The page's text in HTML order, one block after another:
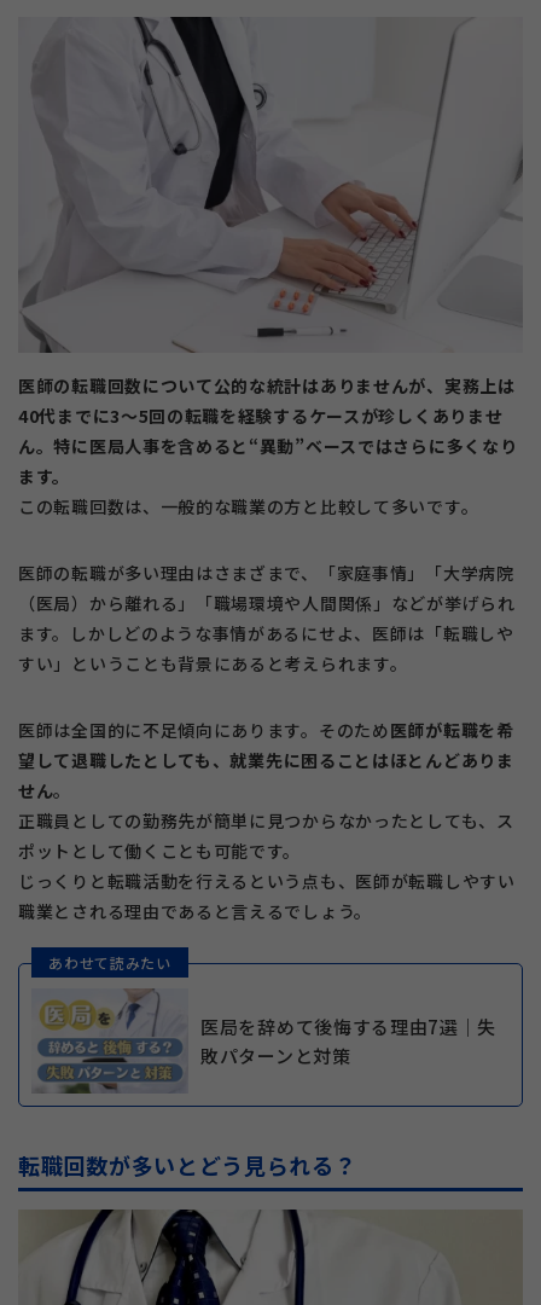
医師の転職回数について公的な統計はありませんが、実務上は
40代までに3〜5回の転職を経験するケースが珍しくありませ
ん。特に医局人事を含めると“異動”ベースではさらに多くなり
ます。
この転職回数は、一般的な職業の方と比較して多いです。
医師の転職が多い理由はさまざまで、「家庭事情」「大学病院
（医局）から離れる」「職場環境や人間関係」などが挙げられ
ます。しかしどのような事情があるにせよ、医師は「転職しや
すい」ということも背景にあると考えられます。
医師は全国的に不足傾向にあります。そのため医師が転職を希
望して退職したとしても、就業先に困ることはほとんどありま
せん。
正職員としての勤務先が簡単に見つからなかったとしても、ス
ポットとして働くことも可能です。
じっくりと転職活動を行えるという点も、医師が転職しやすい
職業とされる理由であると言えるでしょう。
あわせて読みたい
医局を辞めて後悔する理由7選｜失
敗パターンと対策
転職回数が多いとどう見られる？